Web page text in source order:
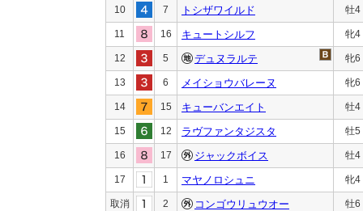
10 7 トシザワイルド 牡4
11 16 キュートシルフ 牝4
12 5 デュヌラルテ 牝6
13 6 メイショウバレーヌ 牝6
14 15 キューバンエイト 牡4
15 12 ラヴファンタジスタ 牡5
16 17 ジャックボイス 牡4
17 1 マヤノロシュニ 牝4
取消 2 コンゴウリュウオー 牡6